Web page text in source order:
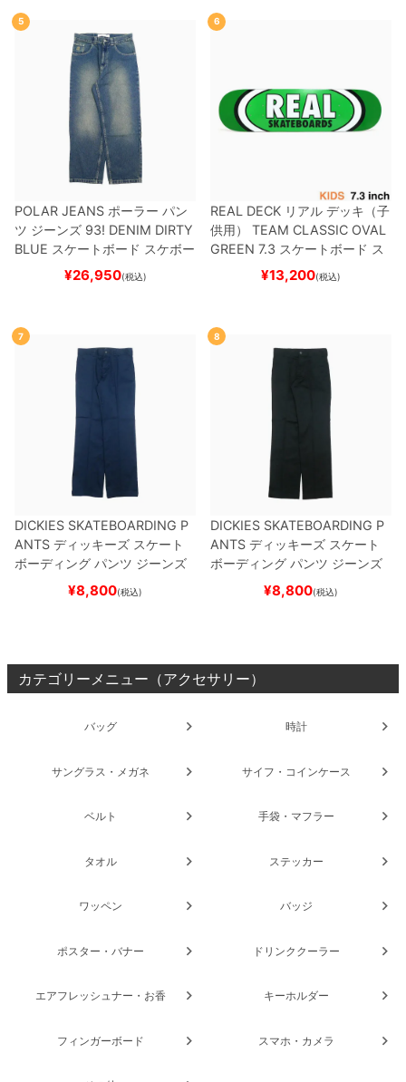
ー
5
POLAR JEANS ポーラー パン
ツ ジーンズ 93! DENIM DIRTY
BLUE スケートボード スケボー
¥26,950(税込)
6
REAL DECK リアル デッキ（子
供用）
TEAM CLASSIC OVAL
GREEN 7.3 スケートボード ス
¥13,200(税込)
7
DICKIES SKATEBOARDING P
ANTS ディッキーズ スケート
ボーディング パンツ ジーンズ
SLIM FIT 30 LENGTH
スケートボード スケボ
¥8,800(税込)
8
DICKIES SKATEBOARDING P
ANTS ディッキーズ スケート
ボーディング パンツ ジーンズ
SLIM FIT 30 LENGTH
スケートボード スケボー
¥8,800(税込)
カテゴリーメニュー（アクセサリー）
バッグ 時計
サングラス・メガネ サイフ・コインケース
ベルト 手袋・マフラー
タオル ステッカー
ワッペン バッジ
ポスター・バナー ドリンククーラー
エアフレッシュナー・お香 キーホルダー
フィンガーボード スマホ・カメラ